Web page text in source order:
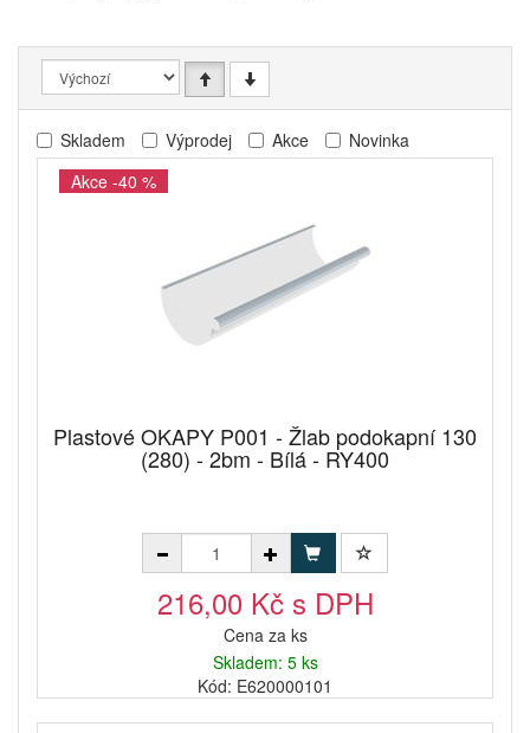
Skladem Výprodej Akce
Novinka
Akce -40 %
Plastové OKAPY P001 - Žlab podokapní 130
(280) - 2bm - Bílá - RY400
216,00 Kč s DPH
Cena za ks
Skladem: 5 ks
Kód: E620000101